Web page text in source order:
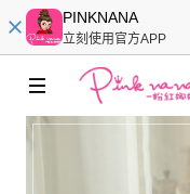
PINKNANA
立刻使用官方APP